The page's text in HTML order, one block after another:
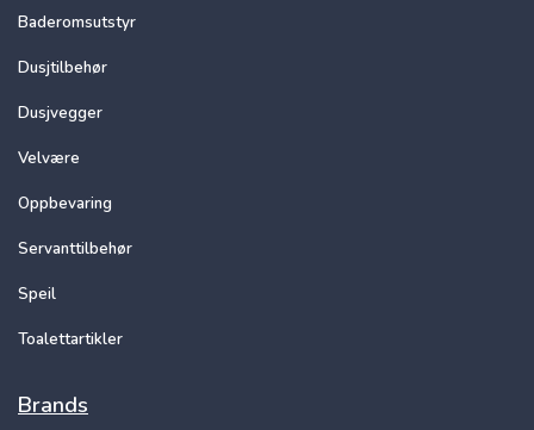
Baderomsutstyr
Dusjtilbehør
Dusjvegger
Velvære
Oppbevaring
Servanttilbehør
Speil
Toalettartikler
Brands